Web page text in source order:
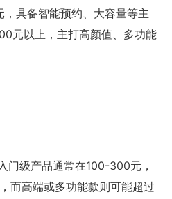
具备智能预约、大容量等主
元以上，主打高颜值、多功能
门级产品通常在100-300元，
而高端或多功能款则可能超过